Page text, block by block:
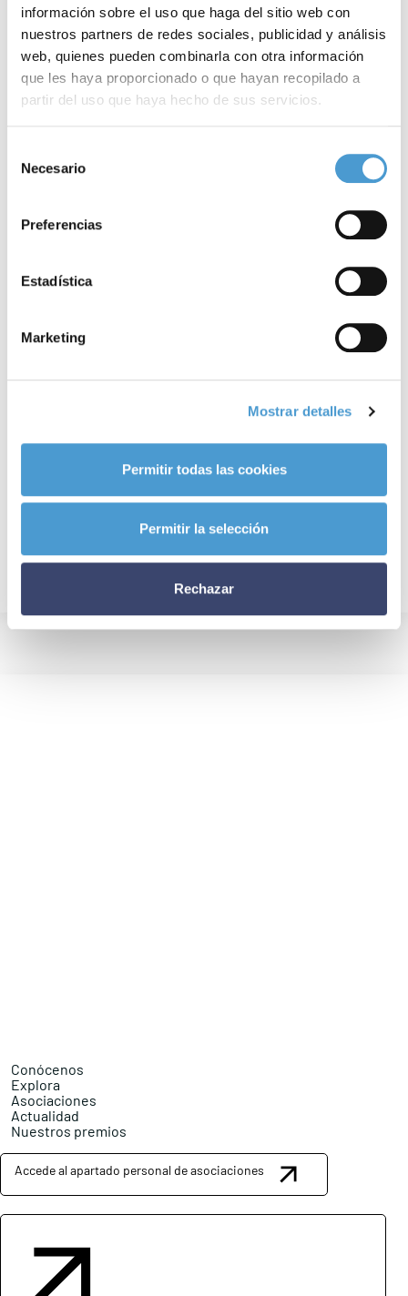
información sobre el uso que haga del sitio web con
nuestros partners de redes sociales, publicidad y análisis
web, quienes pueden combinarla con otra información
que les haya proporcionado o que hayan recopilado a
partir del uso que haya hecho de sus servicios.
de cookies
Necesario
Preferencias
Estadística
Marketing
Mostrar detalles
Permitir todas las cookies
Permitir la selección
Rechazar
Conócenos
Explora
Asociaciones
Actualidad
Nuestros premios
Accede al apartado personal de asociaciones